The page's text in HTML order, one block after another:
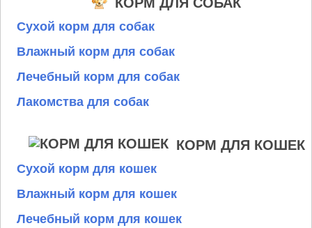
Сухой корм для собак
Влажный корм для собак
Лечебный корм для собак
Лакомства для собак
КОРМ ДЛЯ КОШЕК
Сухой корм для кошек
Влажный корм для кошек
Лечебный корм для кошек